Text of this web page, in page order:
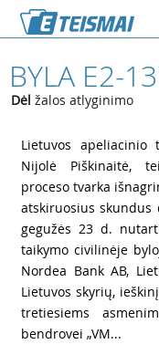
BYLA E2-
Dėl žalos atlyginimo
Lietuvos
Nijolė Piškinaitė,
proceso tvarka
atskiruosius skundus
gegužės 23 d.
taikymo civilinėje
Nordea Bank AB,
Lietuvos skyrių,
tretiesiems
bendrovei „VM...